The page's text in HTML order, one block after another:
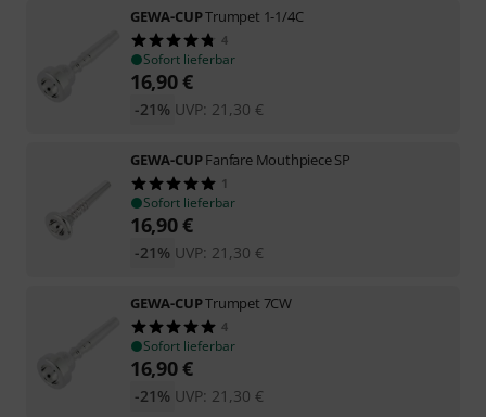
GEWA-CUPTrumpet 1-1/4C
4
Sofort lieferbar
16,90€
UVP: 21,30 €
-21%
GEWA-CUPFanfare Mouthpiece SP
1
Sofort lieferbar
16,90€
UVP: 21,30 €
-21%
GEWA-CUPTrumpet 7CW
4
Sofort lieferbar
16,90€
UVP: 21,30 €
-21%